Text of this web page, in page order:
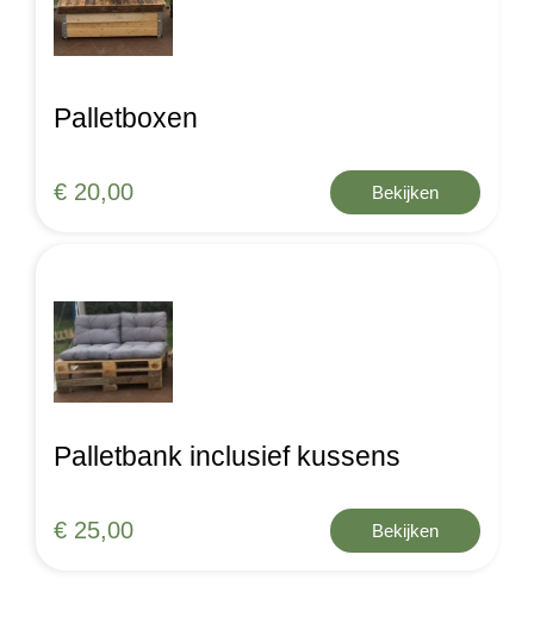
Palletboxen
€ 20,00 Bekijken
Palletbank inclusief kussens
€ 25,00 Bekijken